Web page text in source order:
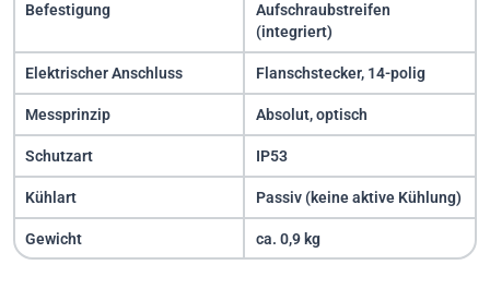
Befestigung
Aufschraubstreifen
(integriert)
Elektrischer Anschluss Flanschstecker, 14-polig
Messprinzip Absolut, optisch
Schutzart IP53
Kühlart Passiv (keine aktive Kühlung)
Gewicht ca. 0,9 kg